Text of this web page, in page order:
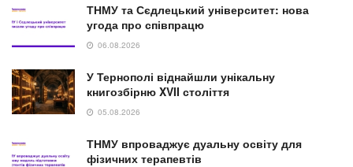
ТНМУ та Сєдлецький університет: нова
угода про співпрацю
06.08.2026
У Тернополі віднайшли унікальну
книгозбірню XVII століття
05.08.2026
ТНМУ впроваджує дуальну освіту для
фізичних терапевтів